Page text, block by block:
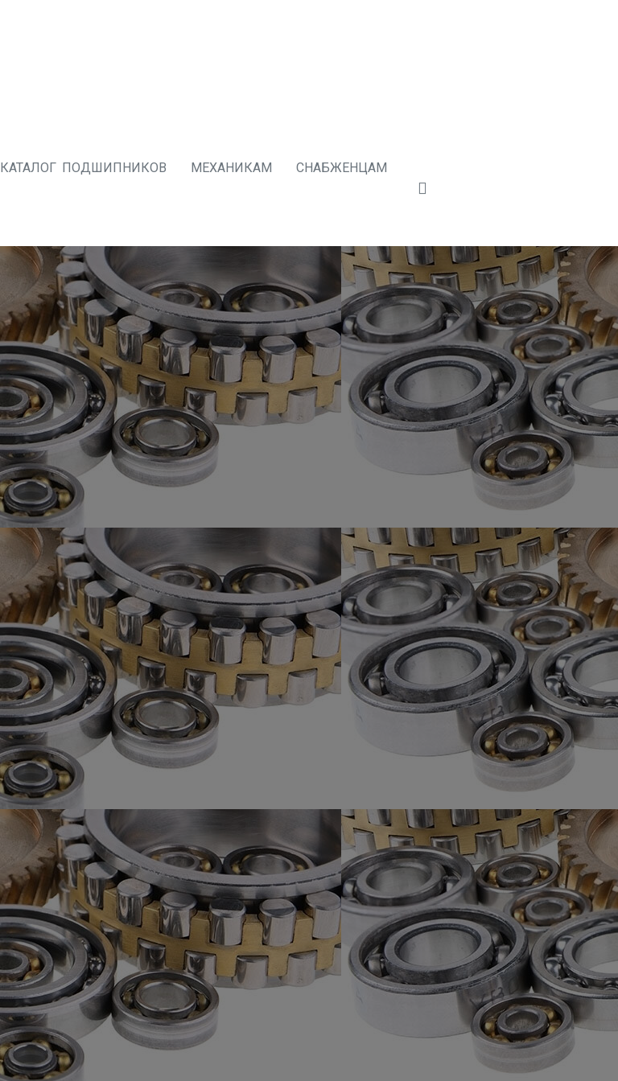
КАТАЛОГ ПОДШИПНИКОВ МЕХАНИКАМ СНАБЖЕНЦАМ